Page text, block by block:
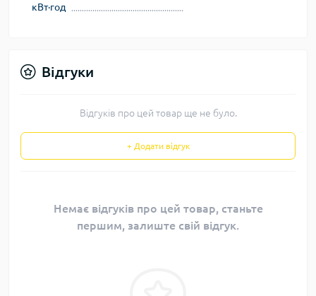
кВт∙год
Відгуки
Відгуків про цей товар ще не було.
+ Додати відгук
Немає відгуків про цей товар, станьте
першим, залиште свій відгук.